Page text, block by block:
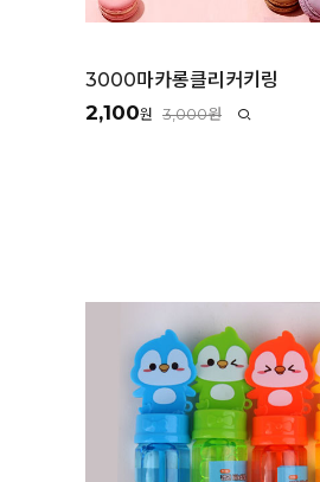
3000마카롱클리커키링
2,100원 3,000원